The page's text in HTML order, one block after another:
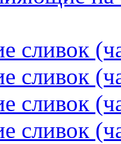
сливок
сливок
сливок
сливок